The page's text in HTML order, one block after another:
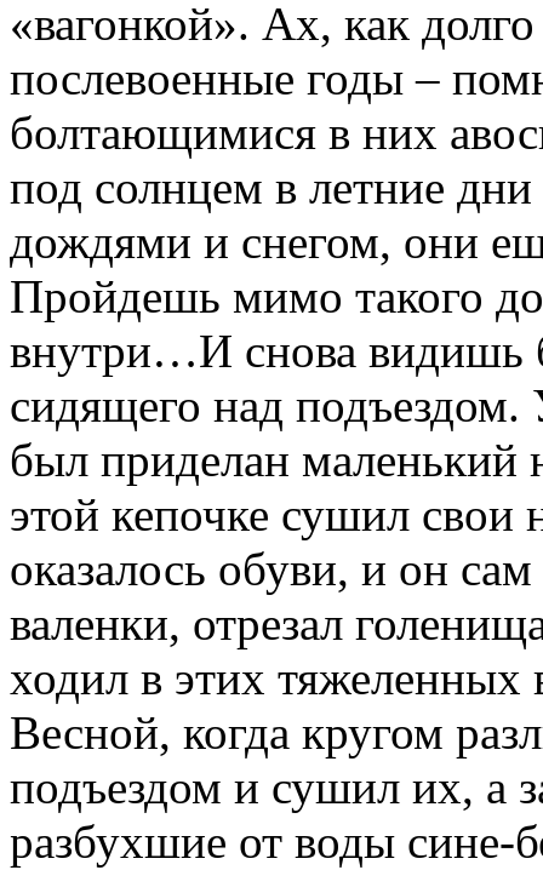
«вагонкой». Ах, как
послевоенные годы –
болтающимися в них
под солнцем в летние
дождями и снегом, они
Пройдешь мимо такого
внутри…И снова
сидящего над
был приделан маленький
этой кепочке сушил
оказалось обуви, и он
валенки, отрезал
ходил в этих тяжеленных
Весной, когда кругом
подъездом и сушил их, а
разбухшие от воды